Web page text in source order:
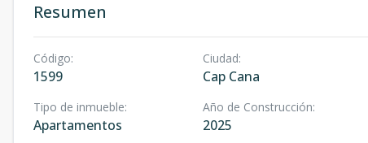
Resumen
Código:
1599
Ciudad:
Cap Cana
Tipo de inmueble:
Apartamentos
Año de Construcción:
2025